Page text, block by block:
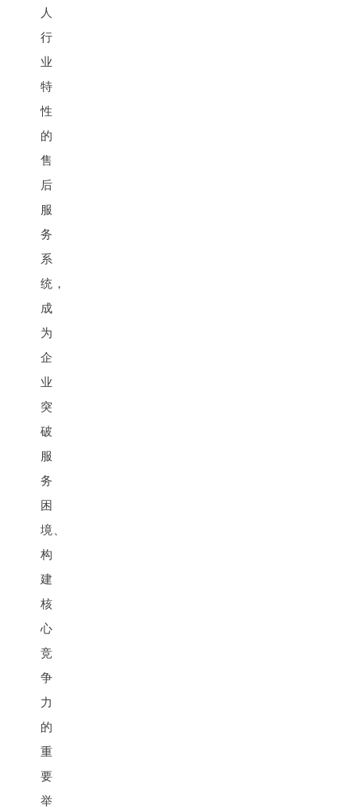
人
行
业
特
性
的
售
后
服
务
系
统，
成
为
企
业
突
破
服
务
困
境、
构
建
核
心
竞
争
力
的
重
要
举